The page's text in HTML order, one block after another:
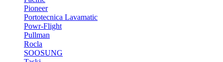
Pioneer
Portotecnica Lavamatic
Powr-Flight
Pullman
Rocla
SOOSUNG